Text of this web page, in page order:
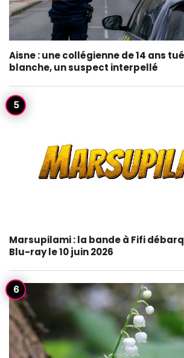
Aisne : une collégienne de 14 ans
blanche, un suspect interpellé
Marsupilami : la bande à Fifi
Blu-ray le 10 juin 2026